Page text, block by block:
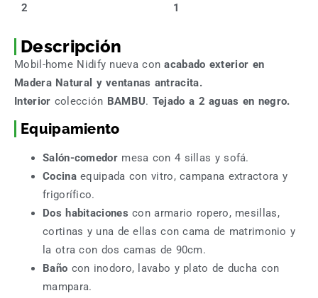
2 1
Descripción
Mobil-home Nidify nueva conacabado exterior en
Madera Natural y ventanas antracita.
Interior colección BAMBU. Tejado a 2 aguas en negro.
Equipamiento
Salón-comedormesa con 4 sillas y sofá.
Cocinaequipada con vitro, campana extractora y
frigorífico.
Dos habitaciones con armario ropero, mesillas,
cortinas y una de ellas con cama de matrimonio y
la otra con dos camas de 90cm.
Baño con inodoro, lavabo y plato de ducha con
mampara.